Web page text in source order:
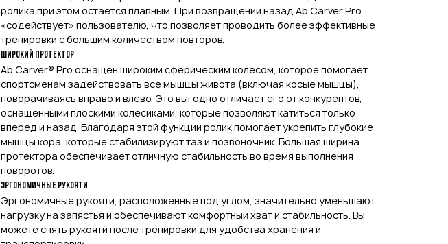
ролика при этом остается плавным. При возвращении назад Ab Carver Pro
«содействует» пользователю, что позволяет проводить более эффективные
тренировки с большим количеством повторов.
Широкий протектор
Ab Carver® Pro оснащен широким сферическим колесом, которое помогает
спортсменам задействовать все мышцы живота (включая косые мышцы),
поворачиваясь вправо и влево. Это выгодно отличает его от конкурентов,
оснащенными плоскими колесиками, которые позволяют катиться только
вперед и назад. Благодаря этой функции ролик помогает укрепить глубокие
мышцы кора, которые стабилизируют таз и позвоночник. Большая ширина
протектора обеспечивает отличную стабильность во время выполнения
поворотов.
Эргономичные рукояти
Эргономичные рукояти, расположенные под углом, значительно уменьшают
нагрузку на запястья и обеспечивают комфортный хват и стабильность. Вы
можете снять рукояти после тренировки для удобства хранения и